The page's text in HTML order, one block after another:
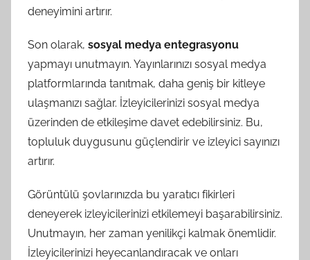
deneyimini artırır.
Son olarak, sosyal medya entegrasyonu
yapmayı unutmayın. Yayınlarınızı sosyal medya
platformlarında tanıtmak, daha geniş bir kitleye
ulaşmanızı sağlar. İzleyicilerinizi sosyal medya
üzerinden de etkileşime davet edebilirsiniz. Bu,
topluluk duygusunu güçlendirir ve izleyici sayınızı
artırır.
Görüntülü şovlarınızda bu yaratıcı fikirleri
deneyerek izleyicilerinizi etkilemeyi başarabilirsiniz.
Unutmayın, her zaman yenilikçi kalmak önemlidir.
İzleyicilerinizi heyecanlandıracak ve onları